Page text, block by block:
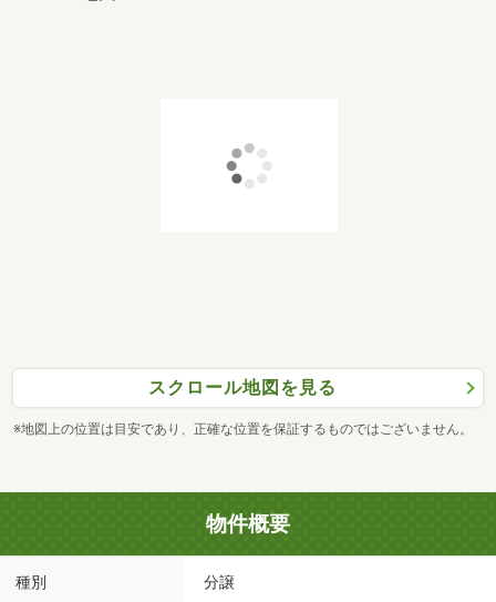
スクロール地図を見る
※地図上の位置は目安であり、正確な位置を保証するものではございません。
物件概要
種別 分譲